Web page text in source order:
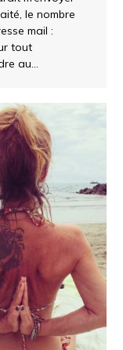
le nombre
mail :
tout
au…